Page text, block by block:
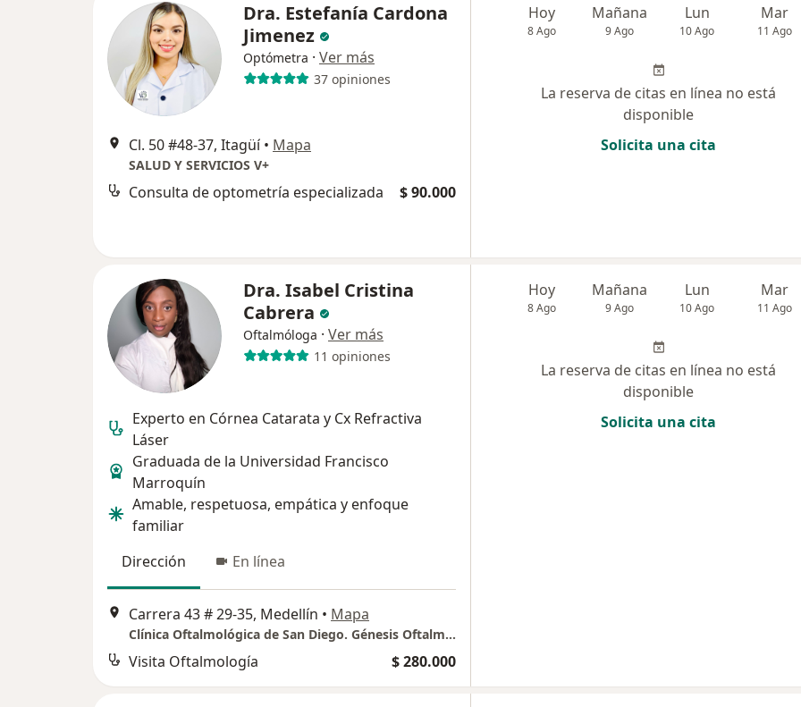
Dra. Estefanía Cardona
Jimenez
Optómetra · Ver más
37 opiniones
Cl. 50 #48-37, Itagüí • Mapa
SALUD Y SERVICIOS V+
Consulta de optometría especializada $ 90.000
Hoy
8 Ago
Mañana
9 Ago
Lun
10 Ago
Mar
11 Ago
La reserva de citas en línea no está
disponible
Solicita una cita
Dra. Isabel Cristina
Cabrera
Oftalmóloga · Ver más
11 opiniones
Experto en Córnea Catarata y Cx Refractiva
Láser
Graduada de la Universidad Francisco
Marroquín
Amable, respetuosa, empática y enfoque
familiar
Dirección
En línea
Carrera 43 # 29-35, Medellín • Mapa
Clínica Oftalmológica de San Diego. Génesis Oftalmología Especializada. Dra. Isabel Cristina Cabrera
Visita Oftalmología $ 280.000
Hoy
8 Ago
Mañana
9 Ago
Lun
10 Ago
Mar
11 Ago
La reserva de citas en línea no está
disponible
Solicita una cita